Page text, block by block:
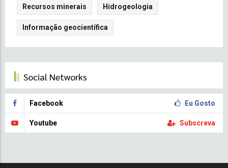
Recursos minerais Hidrogeologia
Informação geocientífica
Social Networks
Facebook Eu Gosto
Youtube Subscreva